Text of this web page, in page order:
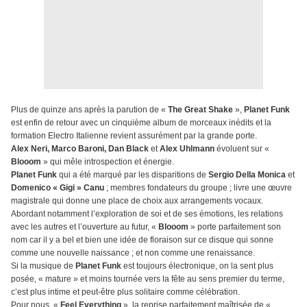
Plus de quinze ans après la parution de « The Great Shake », Planet Funk
est enfin de retour avec un cinquième album de morceaux inédits et la
formation Electro Italienne revient assurément par la grande porte.
Alex Neri, Marco Baroni, Dan Black etAlex Uhlmann évoluent sur «
Blooom » qui mêle introspection et énergie.
Planet Funk qui a été marqué par les disparitions de Sergio Della Monica et
Domenico « Gigi » Canu ; membres fondateurs du groupe ; livre une œuvre
magistrale qui donne une place de choix aux arrangements vocaux.
Abordant notamment l’exploration de soi et de ses émotions, les relations
avec les autres et l’ouverture au futur, « Blooom » porte parfaitement son
nom car il y a bel et bien une idée de floraison sur ce disque qui sonne
comme une nouvelle naissance ; et non comme une renaissance.
Si la musique de Planet Funk est toujours électronique, on la sent plus
posée, « mature » et moins tournée vers la fête au sens premier du terme,
c’est plus intime et peut-être plus solitaire comme célébration.
Pour nous, « Feel Everything », la reprise parfaitement maîtrisée de «